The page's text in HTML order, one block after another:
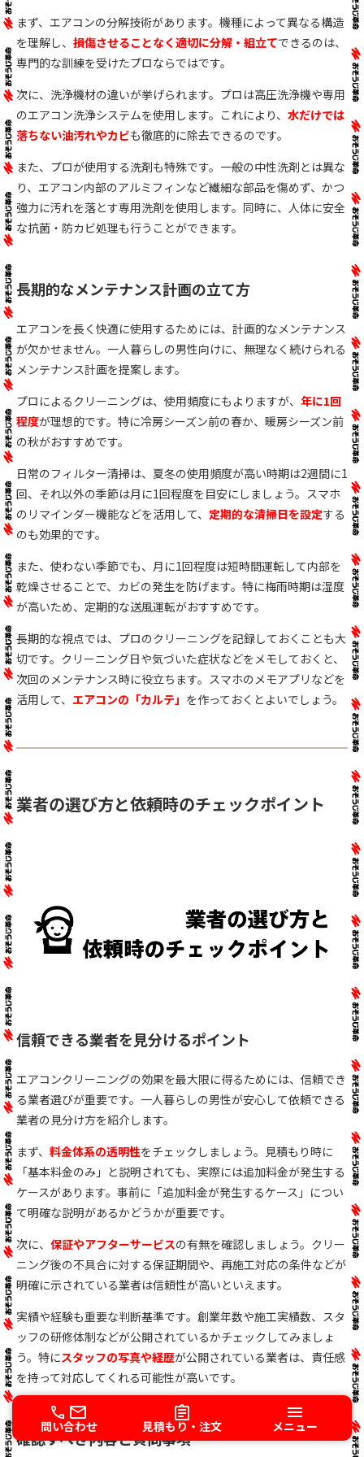
まず、エアコンの分解技術があります。機種によって異なる構造
を理解し、 損傷させることなく適切に分解・組立てできるのは、
専門的な訓練を受けたプロならではです。
次に、洗浄機材の違いが挙げられます。プロは高圧洗浄機や専用
のエアコン洗浄システムを使用します。これにより、 水だけでは
落ちない油汚れやカビも徹底的に除去できるのです。
また、プロが使用する洗剤も特殊です。一般の中性洗剤とは異な
り、エアコン内部のアルミフィンなど繊細な部品を傷めず、かつ
強力に汚れを落とす専用洗剤を使用します。同時に、人体に安全
な抗菌・防カビ処理も行うことができます。
長期的なメンテナンス計画の立て方
エアコンを長く快適に使用するためには、計画的なメンテナンス
が欠かせません。一人暮らしの男性向けに、無理なく続けられる
メンテナンス計画を提案します。
プロによるクリーニングは、使用頻度にもよりますが、 年に1回
程度が理想的です。特に冷房シーズン前の春か、暖房シーズン前
の秋がおすすめです。
日常のフィルター清掃は、夏冬の使用頻度が高い時期は2週間に1
回、それ以外の季節は月に1回程度を目安にしましょう。スマホ
のリマインダー機能などを活用して、 定期的な清掃日を設定する
のも効果的です。
また、使わない季節でも、月に1回程度は短時間運転して内部を
乾燥させることで、カビの発生を防げます。特に梅雨時期は湿度
が高いため、定期的な送風運転がおすすめです。
長期的な視点では、プロのクリーニングを記録しておくことも大
切です。クリーニング日や気づいた症状などをメモしておくと、
次回のメンテナンス時に役立ちます。スマホのメモアプリなどを
活用して、 エアコンの「カルテ」 を作っておくとよいでしょう。
業者の選び方と依頼時のチェックポイント
信頼できる業者を見分けるポイント
エアコンクリーニングの効果を最大限に得るためには、信頼でき
る業者選びが重要です。一人暮らしの男性が安心して依頼できる
業者の見分け方を紹介します。
まず、 料金体系の透明性をチェックしましょう。見積もり時に
「基本料金のみ」と説明されても、実際には追加料金が発生する
ケースがあります。事前に「追加料金が発生するケース」につい
て明確な説明があるかどうかが重要です。
次に、 保証やアフターサービスの有無を確認しましょう。クリー
ニング後の不具合に対する保証期間や、再施工対応の条件などが
明確に示されている業者は信頼性が高いといえます。
実績や経験も重要な判断基準です。創業年数や施工実績数、スタ
ッフの研修体制などが公開されているかチェックしてみましょ
う。特にスタッフの写真や経歴が公開されている業者は、責任感
を持って対応してくれる可能性が高いです。
確認すべき内容と質問事項
問い合わせ 見積もり・注文 メニュー